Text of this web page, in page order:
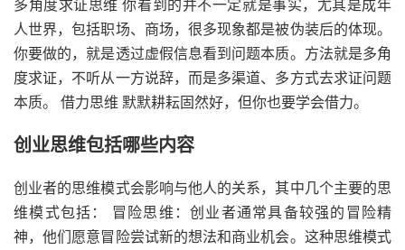
多角度求证思维 你看到的并不一定就是事实，尤其是成年
人世界，包括职场、商场，很多现象都是被伪装后的体现。
你要做的，就是透过虚假信息看到问题本质。方法就是多角
度求证，不听从一方说辞，而是多渠道、多方式去求证问题
本质。 借力思维 默默耕耘固然好，但你也要学会借力。
创业思维包括哪些内容
创业者的思维模式会影响与他人的关系，其中几个主要的思
维模式包括： 冒险思维：创业者通常具备较强的冒险精
神，他们愿意冒险尝试新的想法和商业机会。这种思维模式